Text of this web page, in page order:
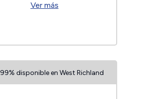
Ver más
99% disponible en West Richland